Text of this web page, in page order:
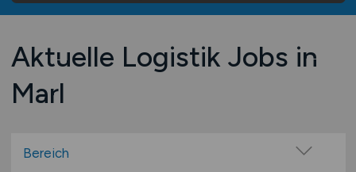
Aktuelle Logistik Jobs in
Marl
Bereich